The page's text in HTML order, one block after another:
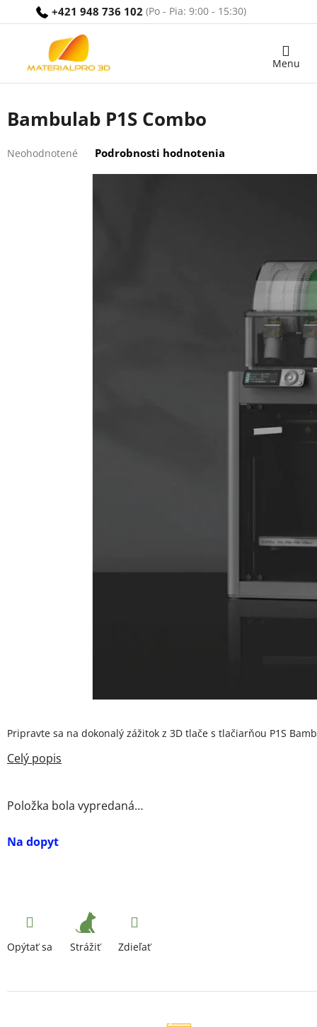
+421 948 736 102
Nákupný
Bambulab P1S Combo
hodnotenie
Neohodnotené Podrobnosti hodnotenia
Na dopyt
Položka bola vypredaná…
Pripravte sa na dokonalý zážitok z 3D tlače s tlačiarňou P1S
Opýtať sa Strážiť Zdieľať